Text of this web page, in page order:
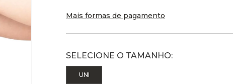
Mais formas de pagamento
UNI